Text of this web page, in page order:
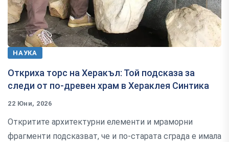
НАУКА
Откриха торс на Херакъл: Той подсказа за
следи от по-древен храм в Хераклея Синтика
22 Юни, 2026
Откритите архитектурни елементи и мраморни
фрагменти подсказват, че и по-старата сграда е имала